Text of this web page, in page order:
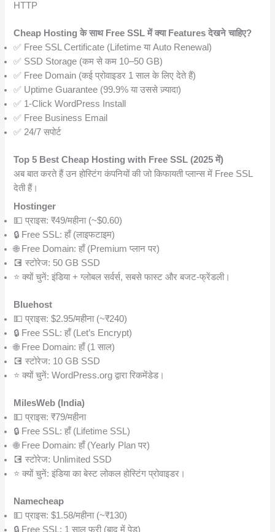
HTTP
Cheap Hosting के साथ Free SSL में क्या Features देखने चाहिए?
✅ Free SSL Certificate (Lifetime या Auto Renewal)
✅ SSD Storage (कम से कम 10–50 GB)
✅ Free Domain (कई प्रोवाइडर 1 साल के लिए देते हैं)
✅ Uptime Guarantee (99.9% या उससे ज़्यादा)
✅ 1-Click WordPress Install
✅ Free Business Email
✅ 24/7 सपोर्ट
Top 5 Best Cheap Hosting with Free SSL (2025 में)
अब बात करते हैं उन होस्टिंग कंपनियों की जो किफायती प्लान्स में Free SSL
देती हैं।
Hostinger
💵 प्राइस: ₹49/महीना (~$0.60)
🔒 Free SSL: हाँ (लाइफटाइम)
🌐 Free Domain: हाँ (Premium प्लान पर)
💽 स्टोरेज: 50 GB SSD
⭐ क्यों चुनें: इंडिया + ग्लोबल सर्वर्स, सबसे फास्ट और बजट-फ्रेंडली।
Bluehost
💵 प्राइस: $2.95/महीना (~₹240)
🔒 Free SSL: हाँ (Let’s Encrypt)
🌐 Free Domain: हाँ (1 साल)
💽 स्टोरेज: 10 GB SSD
⭐ क्यों चुनें: WordPress.org द्वारा रिकमेंडेड।
MilesWeb (India)
💵 प्राइस: ₹79/महीना
🔒 Free SSL: हाँ (Lifetime SSL)
🌐 Free Domain: हाँ (Yearly Plan पर)
💽 स्टोरेज: Unlimited SSD
⭐ क्यों चुनें: इंडिया का बेस्ट लोकल होस्टिंग प्रोवाइडर।
Namecheap
💵 प्राइस: $1.58/महीना (~₹130)
🔒 Free SSL: 1 साल फ्री (बाद में पेड)